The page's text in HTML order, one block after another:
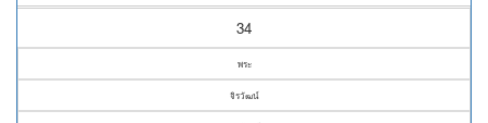
34
พระ
จิรวัฒน์